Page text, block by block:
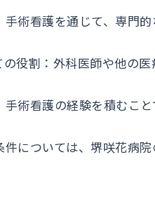
術看護を通じて、専門
役割：​外科医師や他の
術看護の経験を積むこ
については、堺咲花病